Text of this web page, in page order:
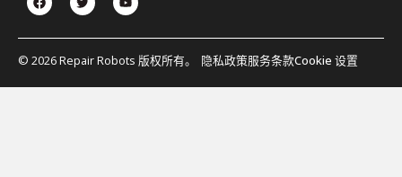
© 2026 Repair Robots 版权所有。 隐私政策服务条款Cookie 设置